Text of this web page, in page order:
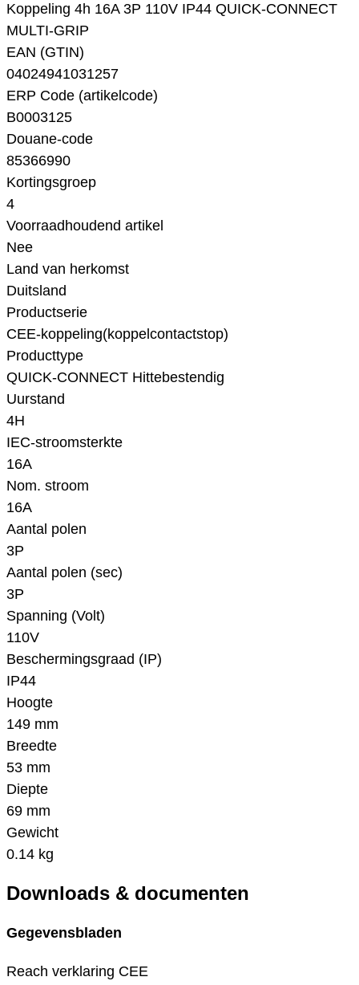
Koppeling 4h 16A 3P 110V IP44 QUICK-CONNECT
MULTI-GRIP
EAN (GTIN)
04024941031257
ERP Code (artikelcode)
B0003125
Douane-code
85366990
Kortingsgroep
4
Voorraadhoudend artikel
Nee
Land van herkomst
Duitsland
Productserie
CEE-koppeling(koppelcontactstop)
Producttype
QUICK-CONNECT Hittebestendig
Uurstand
4H
IEC-stroomsterkte
16A
Nom. stroom
16A
Aantal polen
3P
Aantal polen (sec)
3P
Spanning (Volt)
110V
Beschermingsgraad (IP)
IP44
Hoogte
149 mm
Breedte
53 mm
Diepte
69 mm
Gewicht
0.14 kg
Downloads & documenten
Gegevensbladen
Reach verklaring CEE